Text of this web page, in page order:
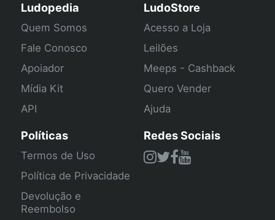
Ludopedia
Quem Somos
Fale Conosco
Apoiador
Mídia Kit
API
LudoStore
Acesso a Loja
Leilões
Meeps - Cashback
Quero Vender
Ajuda
Políticas
Termos de Uso
Política de Privacidade
Devolução e
Reembolso
Redes Sociais